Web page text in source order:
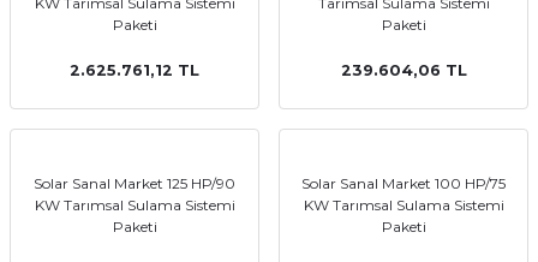
Paketi
2.625.761,12 TL
Paketi
239.604,06 TL
Solar Sanal Market 125 HP/90
KW Tarımsal Sulama Sistemi
Paketi
Solar Sanal Market 100 HP/75
KW Tarımsal Sulama Sistemi
Paketi